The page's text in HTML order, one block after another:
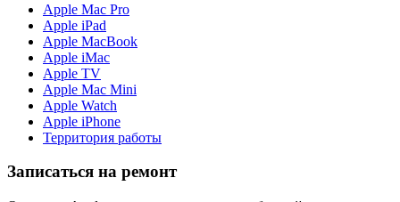
Apple Mac Pro
Apple iPad
Apple MacBook
Apple iMac
Apple TV
Apple Mac Mini
Apple Watch
Apple iPhone
Территория работы
Записаться на ремонт